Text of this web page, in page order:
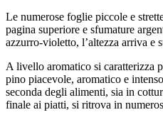
Le numerose foglie piccole e
pagina superiore e sfumature
azzurro-violetto, l’altezza arriva e
A livello aromatico si caratterizza
pino piacevole, aromatico e
seconda degli alimenti, sia in
finale ai piatti, si ritrova in